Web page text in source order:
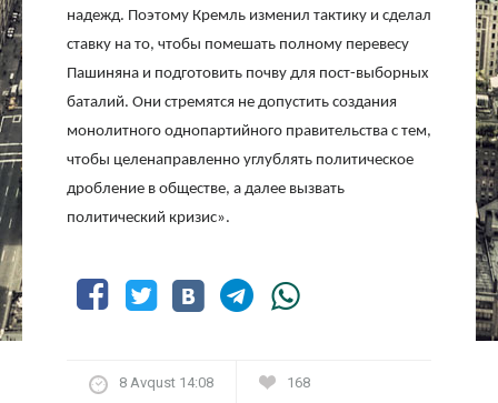
надежд. Поэтому Кремль изменил тактику и сделал
ставку на то, чтобы помешать полному перевесу
Пашиняна и подготовить почву для пост-выборных
баталий. Они стремятся не допустить создания
монолитного однопартийного правительства с тем,
чтобы целенаправленно углублять политическое
дробление в обществе, а далее вызвать
политический кризис».
8 Avqust 14:08 168